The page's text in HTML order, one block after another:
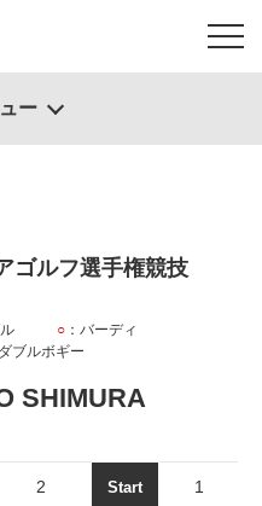
ゴルフ選手権競技
SHIMURA
○ ：バーディ
ブルボギー
2 Start 1
ー